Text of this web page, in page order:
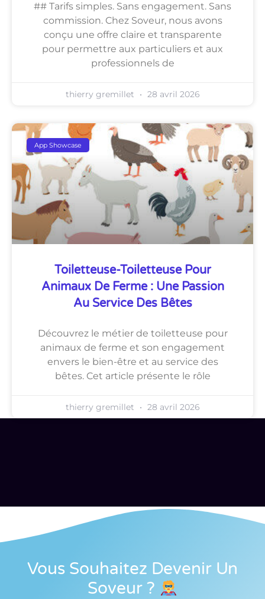
## Tarifs simples. Sans engagement. Sans
commission. Chez Soveur, nous avons
conçu une offre claire et transparente
pour permettre aux particuliers et aux
professionnels de
thierry gremillet 28 avril 2026
App Showcase
Toiletteuse-Toiletteuse Pour
Animaux De Ferme : Une Passion
Au Service Des Bêtes
Découvrez le métier de toiletteuse pour
animaux de ferme et son engagement
envers le bien-être et au service des
bêtes. Cet article présente le rôle
thierry gremillet 28 avril 2026
Vous Souhaitez Devenir Un
Soveur ?